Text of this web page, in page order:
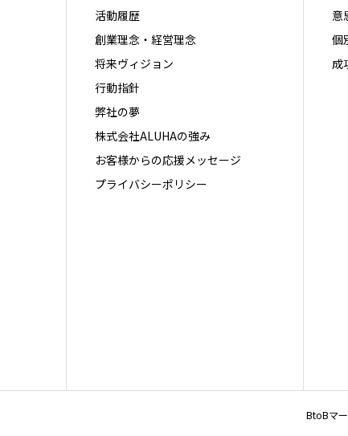
活動履歴
創業理念・経営理念
将来ヴィジョン
行動指針
弊社の夢
株式会社ALUHAの強み
お客様からの応援メッセージ
プライバシーポリシー
意
個
成
BtoBマ